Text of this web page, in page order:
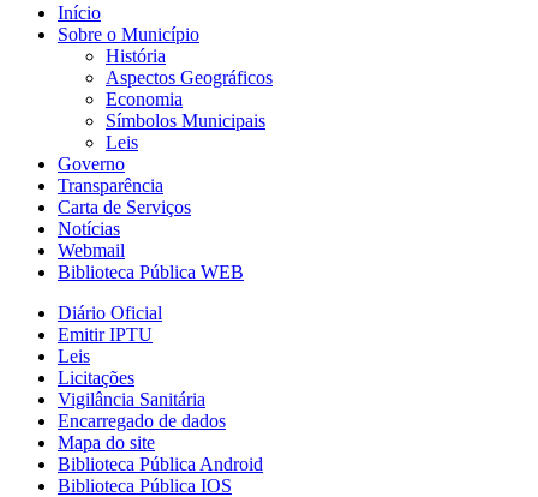
Início
Sobre o Município
História
Aspectos Geográficos
Economia
Símbolos Municipais
Leis
Governo
Transparência
Carta de Serviços
Notícias
Webmail
Biblioteca Pública WEB
Diário Oficial
Emitir IPTU
Leis
Licitações
Vigilância Sanitária
Encarregado de dados
Mapa do site
Biblioteca Pública Android
Biblioteca Pública IOS